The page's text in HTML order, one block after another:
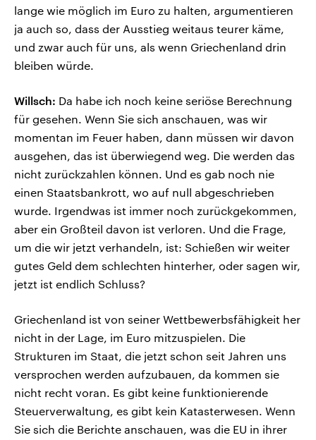
lange wie möglich im Euro zu halten, argumentieren
ja auch so, dass der Ausstieg weitaus teurer käme,
und zwar auch für uns, als wenn Griechenland drin
bleiben würde.
Willsch: Da habe ich noch keine seriöse Berechnung
für gesehen. Wenn Sie sich anschauen, was wir
momentan im Feuer haben, dann müssen wir davon
ausgehen, das ist überwiegend weg. Die werden das
nicht zurückzahlen können. Und es gab noch nie
einen Staatsbankrott, wo auf null abgeschrieben
wurde. Irgendwas ist immer noch zurückgekommen,
aber ein Großteil davon ist verloren. Und die Frage,
um die wir jetzt verhandeln, ist: Schießen wir weiter
gutes Geld dem schlechten hinterher, oder sagen wir,
jetzt ist endlich Schluss?
Griechenland ist von seiner Wettbewerbsfähigkeit her
nicht in der Lage, im Euro mitzuspielen. Die
Strukturen im Staat, die jetzt schon seit Jahren uns
versprochen werden aufzubauen, da kommen sie
nicht recht voran. Es gibt keine funktionierende
Steuerverwaltung, es gibt kein Katasterwesen. Wenn
Sie sich die Berichte anschauen, was die EU in ihrer